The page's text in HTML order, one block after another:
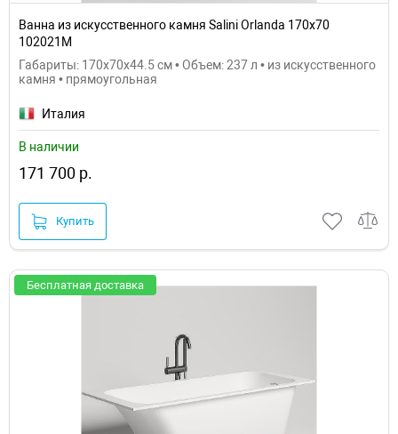
Ванна из искусственного камня Salini Orlanda 170х70
102021M
Габариты: 170x70x44.5 см • Объем: 237 л • из искусственного
камня • прямоугольная
Италия
В наличии
171 700 р.
Купить
Бесплатная доставка